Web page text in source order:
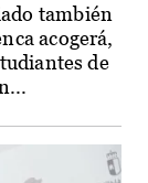
también
acogerá,
de